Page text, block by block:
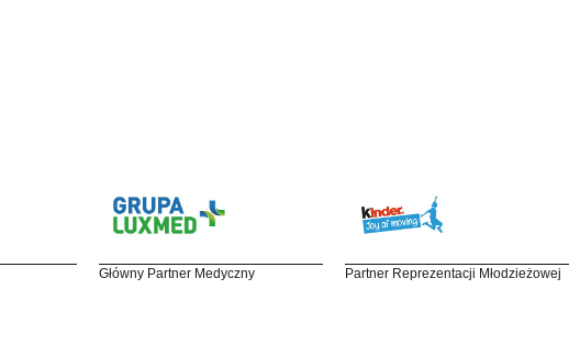
Główny Partner Medyczny Partner Reprezentacji Młodzieżowej